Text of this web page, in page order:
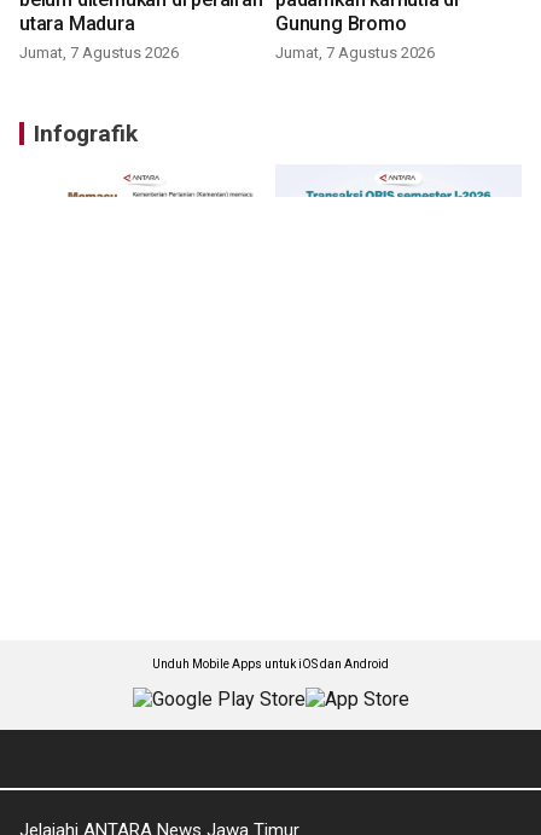
utara Madura
Jumat, 7 Agustus 2026
Gunung Bromo
Jumat, 7 Agustus 2026
Infografik
Unduh Mobile Apps untuk iOS dan Android
Jelajahi ANTARA News Jawa Timur